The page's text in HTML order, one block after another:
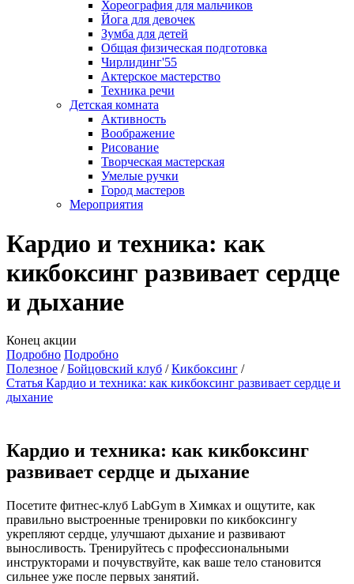
Хореография для мальчиков
Йога для девочек
Зумба для детей
Общая физическая подготовка
Чирлидинг'55
Актерское мастерство
Техника речи
Детская комната
Активность
Воображение
Рисование
Творческая мастерская
Умелые ручки
Город мастеров
Мероприятия
Кардио и техника: как
кикбоксинг развивает сердце
и дыхание
Конец акции
Подробно Подробно
Полезное
Бойцовский клуб
Кикбоксинг
Статья Кардио и техника: как кикбоксинг развивает сердце и
дыхание
Кардио и техника: как кикбоксинг
развивает сердце и дыхание
Посетите фитнес-клуб LabGym в Химках и ощутите, как
правильно выстроенные тренировки по кикбоксингу
укрепляют сердце, улучшают дыхание и развивают
выносливость. Тренируйтесь с профессиональными
инструкторами и почувствуйте, как ваше тело становится
сильнее уже после первых занятий.